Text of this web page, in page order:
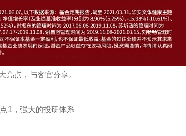
亮点，与客官分享。
1，强大的投研体系